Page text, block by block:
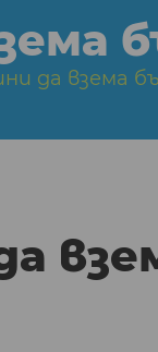
да взема